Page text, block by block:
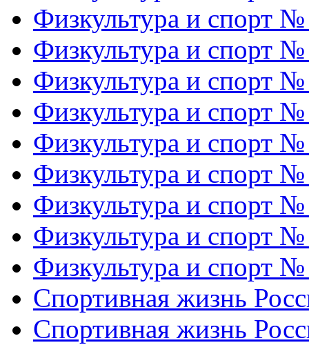
Физкультура и спорт
Физкультура и спорт
Физкультура и спорт
Физкультура и спорт
Физкультура и спорт
Физкультура и спорт
Физкультура и спорт
Физкультура и спорт
Физкультура и спорт
Спортивная жизнь
Спортивная жизнь